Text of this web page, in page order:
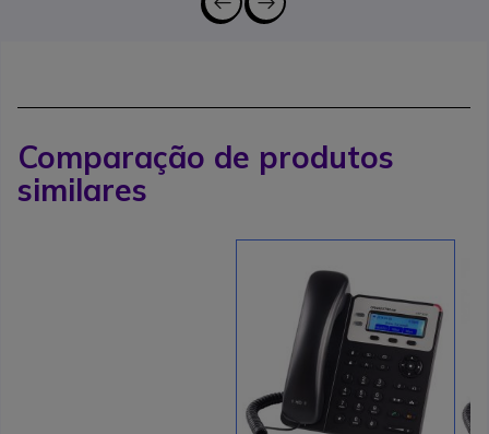
Comparação de produtos
similares